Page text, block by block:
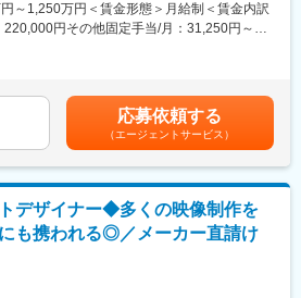
ンス資料調査、整理
素材の選定
・チームラボプラネッツ、teamLab
ど
jp/
～1,250万円＜賃金形態＞月給制＜賃金内訳
220,000円その他固定手当/月：31,250円～
＜給与補足＞※保有しているスキルセット・経
金額決定※固定残業手当は月40時間00分該当
※その他固定手当内訳休日・深夜手当は休
夜20時間：21,969円~※超過分追加支給あり
の金額であり、選考を通じて上下する可能
月額)は固定手当を含めた表記です。
応募依頼する
（エージェントサービス）
デザイナー◆多くの映像制作を
も携われる◎／メーカー直請け